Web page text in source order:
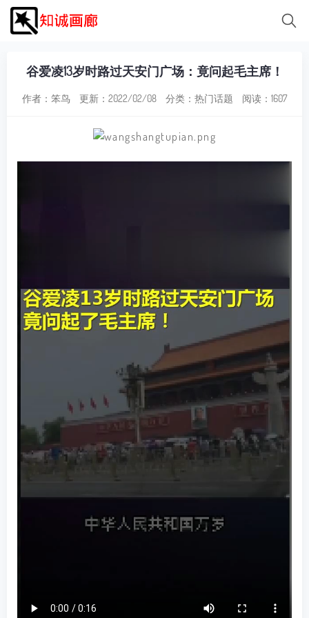
谷爱凌13岁时路过天安门广场：竟问起毛主席！
作者：笨鸟 更新：2022/02/08 分类： 热门话题 阅读：1607